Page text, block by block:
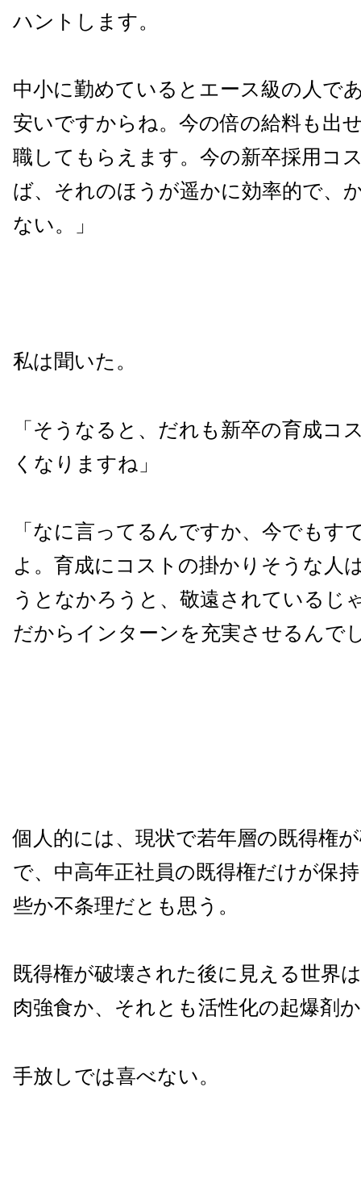
ハントします。
中小に勤めているとエース級の人で
安いですからね。今の倍の給料も出
職してもらえます。今の新卒採用コ
ば、それのほうが遥かに効率的で、
ない。」
私は聞いた。
「そうなると、だれも新卒の育成コ
くなりますね」
「なに言ってるんですか、今でもす
よ。育成にコストの掛かりそうな人
うとなかろうと、敬遠されているじ
だからインターンを充実させるんで
個人的には、現状で若年層の既得権
で、中高年正社員の既得権だけが保
些か不条理だとも思う。
既得権が破壊された後に見える世界
肉強食か、それとも活性化の起爆剤
手放しでは喜べない。